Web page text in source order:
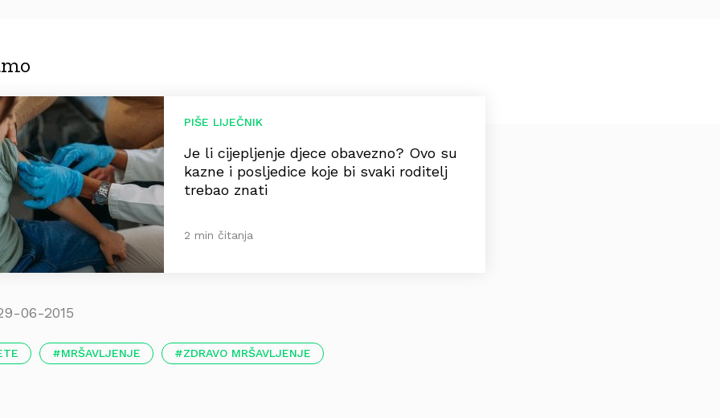
PIŠE LIJEČNIK
Je li cijepljenje djece obavezno? Ovo su
kazne i posljedice koje bi svaki roditelj
trebao znati
2 min čitanja
06-2015
MRŠAVLJENJE ZDRAVO MRŠAVLJENJE